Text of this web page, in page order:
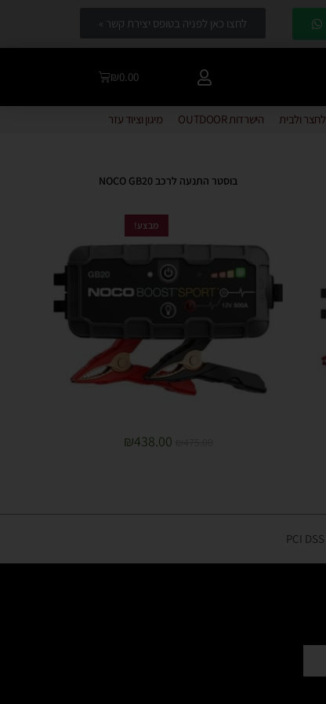
לחצו כאן לפניה בטופס יצירת קשר »
₪0.00
לחצר ולבית הישרדות OUTDOOR מיגון וציוד עזר
בוסטר התנעה לרכב NOCO GB20
מבצע!
₪438.00